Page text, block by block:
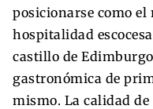
posicionarse como el
hospitalidad
castillo de
gastronómica de
mismo. La calidad